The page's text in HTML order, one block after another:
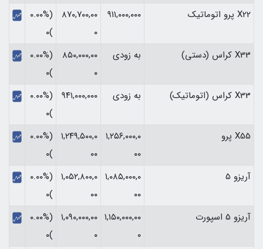
X22 پرو اتوماتیک
۹۱۱,۰۰۰,۰۰۰
۸۷۰,۷۰۰,۰۰
۰
(۰.۰۰%
)۰
X33 کراس (دستی)
به زودی
۸۵۰,۰۰۰,۰۰
۰
(۰.۰۰%
)۰
X33 کراس (اتوماتیک)
به زودی ۹۴۱,۰۰۰,۰۰۰
(۰.۰۰%
)۰
X55 پرو
۱,۲۵۶,۰۰۰,۰
۰۰
۱,۲۴۹,۵۰۰,۰
۰۰
(۰.۰۰%
)۰
آریزو 5
۱,۰۸۵,۰۰۰,۰
۰۰
۱,۰۵۲,۸۰۰,۰
۰۰
(۰.۰۰%
)۰
آریزو 5 اسپورت
۱,۱۵۰,۰۰۰,۰۰
۰
۱,۰۹۰,۰۰۰,۰۰
۰
(۰.۰۰%
)۰